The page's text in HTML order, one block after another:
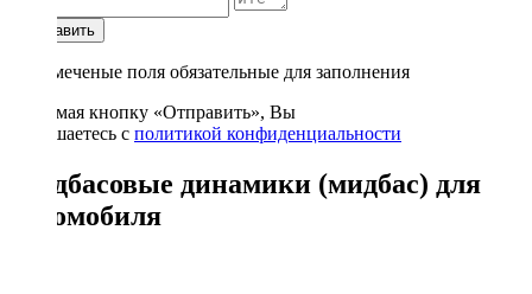
Отправить
* - отмеченые поля обязательные для заполнения
Нажимая кнопку «Отправить», Вы
соглашаетесь с политикой конфиденциальности
Мидбасовые динамики (мидбас) для
автомобиля